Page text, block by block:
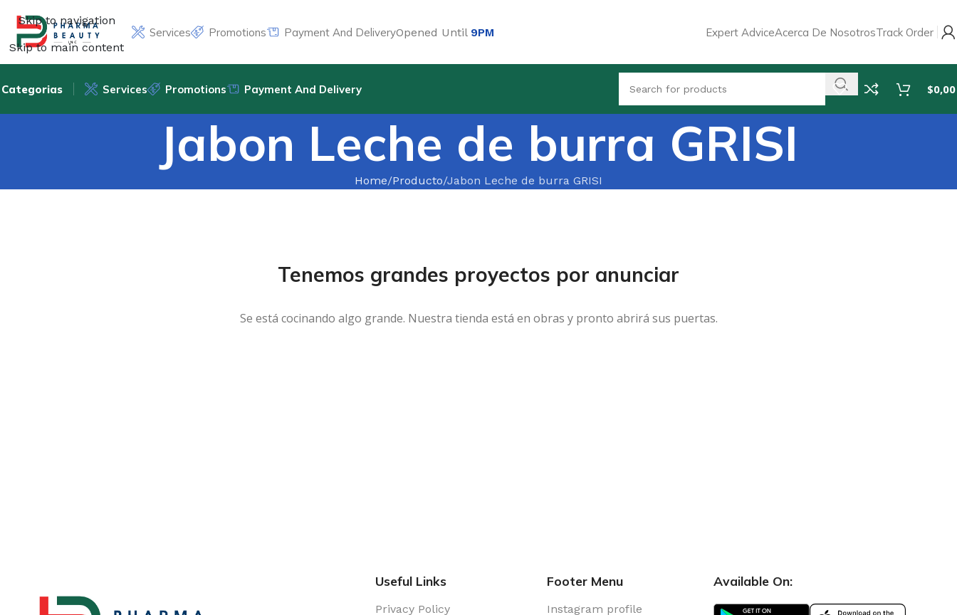
Skip to navigation
Skip to main content
Services Promotions Payment And DeliveryOpened Until 9PM Expert AdviceAcerca De NosotrosTrack Order
Categorias Services Promotions Payment And Delivery $0,00
Jabon Leche de burra GRISI
Home Producto Jabon Leche de burra GRISI
Tenemos grandes proyectos por anunciar
Se está cocinando algo grande. Nuestra tienda está en obras y pronto abrirá sus puertas.
Useful Links
Privacy Policy
Footer Menu
Instagram profile
Available On: